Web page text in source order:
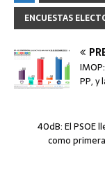
ENCUESTAS
PP, y
40dB: El PSOE
como